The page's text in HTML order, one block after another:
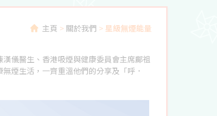
主頁 > 關於我們 > 星級無煙能量
儀醫生、香港吸煙與健康委員會主席鄺祖
煙生活，一齊重溫他們的分享及「呼．